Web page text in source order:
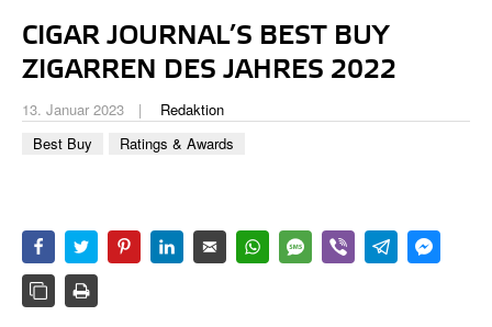
ZIGARRENBRANCHE
CIGAR JOURNAL’S BEST BUY
ZIGARREN DES JAHRES 2022
13. Januar 2023
Redaktion
Best Buy
Ratings & Awards